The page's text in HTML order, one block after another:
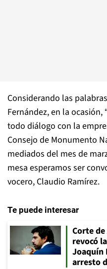
Considerando las
Fernández, en la ocasión,
todo diálogo con la
Consejo de Monumento
mediados del mes de
mesa esperamos ser
vocero, Claudio Ramírez.
Te puede interesar
Corte
revocó
Joaquín
arresto